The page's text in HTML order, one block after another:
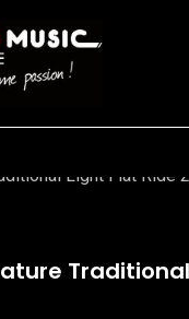
Light Flat Ride